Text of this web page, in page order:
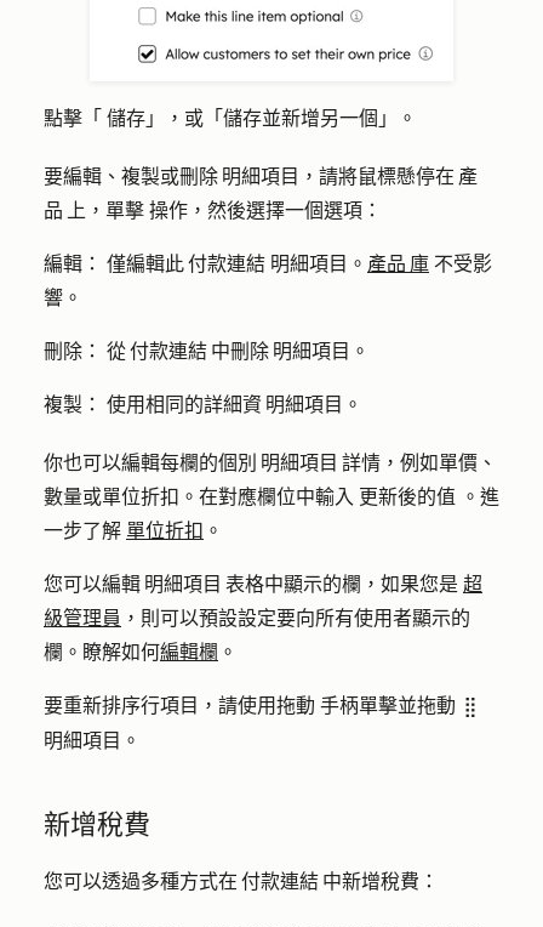
點擊「 儲存」 ，或「 儲存並新增另一個 」。
要編輯、複製或刪除 明細項目，請將鼠標懸停在 產
品 上，單擊 操作 ，然後選擇一個選項：
編輯： 僅編輯此 付款連結 明細項目。 產品 庫 不受影
響。
刪除： 從 付款連結 中刪除 明細項目。
複製： 使用相同的詳細資 明細項目。
你也可以編輯每欄的個別 明細項目 詳情，例如單價、
數量或單位折扣。在對應欄位中輸入 更新後的值 。進
一步了解 單位折扣 。
您可以編輯 明細項目 表格中顯示的欄，如果您是 超
級管理員 ，則可以預設設定要向所有使用者顯示的
欄。瞭解如何編輯欄 。
要重新排序行項目，請使用拖動 手柄單擊並拖動 dragHandle
明細項目。
新增稅費
您可以透過多種方式在 付款連結 中新增稅費：